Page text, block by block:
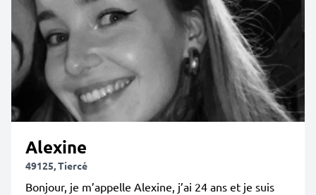
Alexine
49125, Tiercé
Bonjour, je m’appelle Alexine, j’ai 24 ans et je suis